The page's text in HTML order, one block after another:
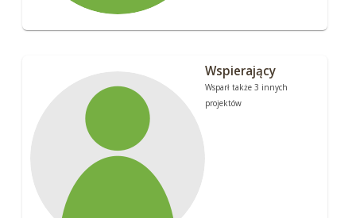
Wspierający
Wsparł także 3 innych
projektów